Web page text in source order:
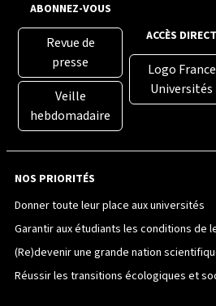
ABONNEZ-VOUS
Revue de
presse
Veille
hebdomadaire
ACCÈS DIRECT
Logo France
Universités
NOS PRIORITÉS
Donner toute leur place aux universités
Garantir aux étudiants les conditions de
(Re)devenir une grande nation
Réussir les transitions écologiques et